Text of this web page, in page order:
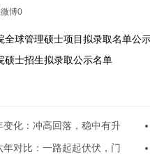
博0
全球管理硕士项目拟录取名单公
硕士招生拟录取公示名单
化：冲高回落，稳中有升
对比：一路起起伏伏，门